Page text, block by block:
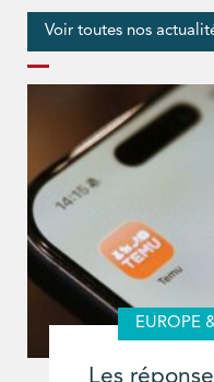
Voir toutes nos
EUROPE